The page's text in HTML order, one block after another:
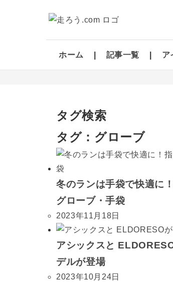
ホーム 記事一覧 ア
タグ検索
タグ：グローブ
冬のランは手袋で快適に
グローブ・手袋
2023年11月18日
アシックスと
デルが登場
2023年10月24日